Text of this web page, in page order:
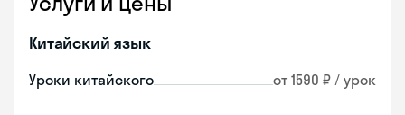
Китайский язык
Уроки китайского от 1590 ₽ / урок